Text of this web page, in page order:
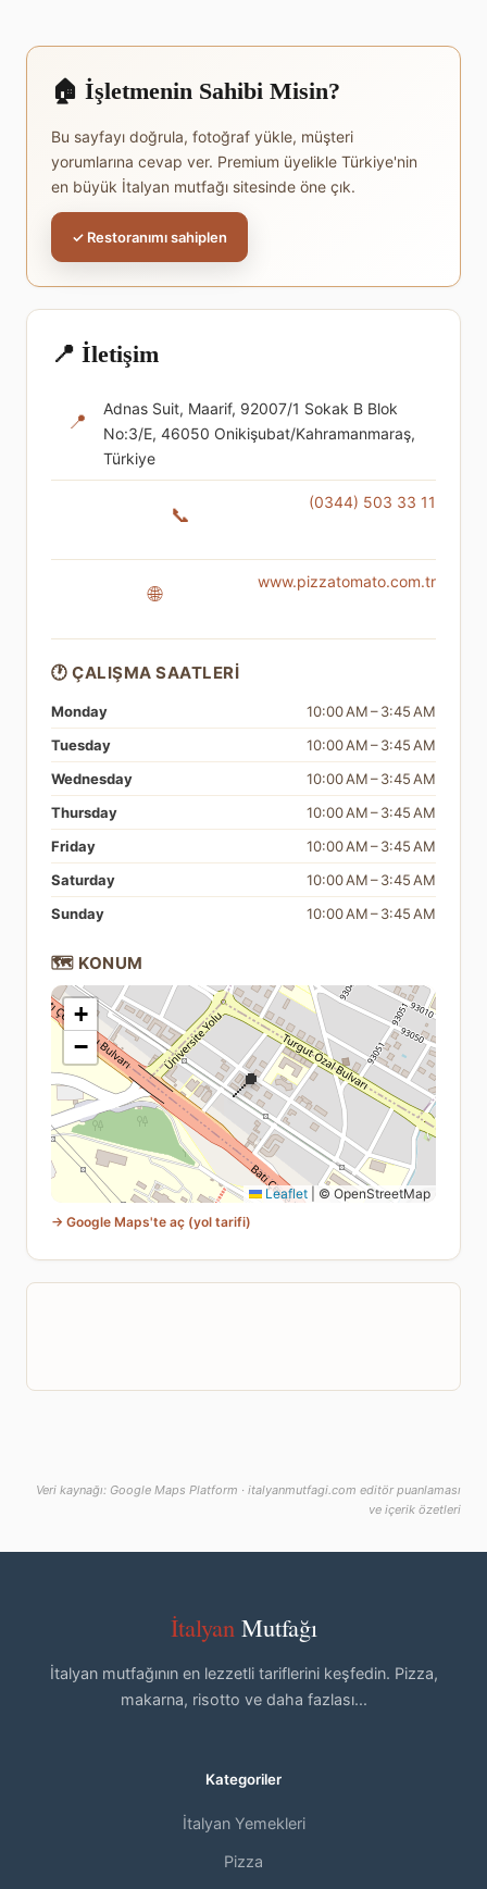
🏠 İşletmenin Sahibi Misin?
Bu sayfayı doğrula, fotoğraf yükle, müşteri
yorumlarına cevap ver. Premium üyelikle Türkiye'nin
en büyük İtalyan mutfağı sitesinde öne çık.
✓ Restoranımı sahiplen
📍 İletişim
📍
Adnas Suit, Maarif, 92007/1 Sokak B Blok
No:3/E, 46050 Onikişubat/Kahramanmaraş,
Türkiye
📞
(0344) 503 33 11
🌐
www.pizzatomato.com.tr
🕐 ÇALIŞMA SAATLERI
Monday
10:00 AM – 3:45 AM
Tuesday
10:00 AM – 3:45 AM
Wednesday
10:00 AM – 3:45 AM
Thursday
10:00 AM – 3:45 AM
Friday
10:00 AM – 3:45 AM
Saturday
10:00 AM – 3:45 AM
Sunday
10:00 AM – 3:45 AM
🗺️ KONUM
📍
+
−
Leaflet
© OpenStreetMap
→ Google Maps'te aç (yol tarifi)
Veri kaynağı: Google Maps Platform · italyanmutfagi.com editör puanlaması
ve içerik özetleri
İtalyanMutfağı
İtalyan mutfağının en lezzetli tariflerini keşfedin. Pizza,
makarna, risotto ve daha fazlası...
Kategoriler
İtalyan Yemekleri
Pizza